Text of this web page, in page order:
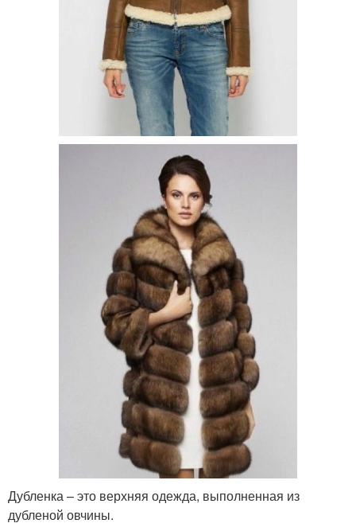
Дубленка – это верхняя одежда, выполненная из
дубленой овчины.